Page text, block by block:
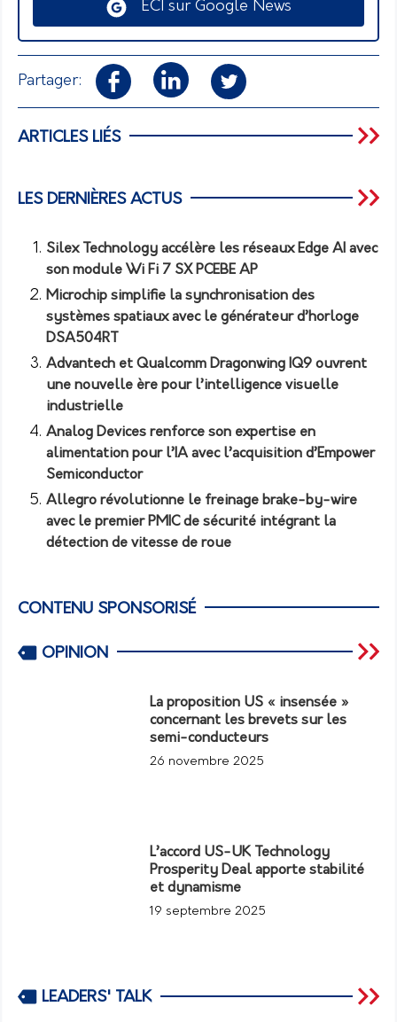
ECI sur Google News
Partager:
ARTICLES LIÉS
LES DERNIÈRES ACTUS
Silex Technology accélère les réseaux Edge AI avec
son module Wi Fi 7 SX PCEBE AP
Microchip simplifie la synchronisation des
systèmes spatiaux avec le générateur d’horloge
DSA504RT
Advantech et Qualcomm Dragonwing IQ9 ouvrent
une nouvelle ère pour l’intelligence visuelle
industrielle
Analog Devices renforce son expertise en
alimentation pour l’IA avec l’acquisition d’Empower
Semiconductor
Allegro révolutionne le freinage brake-by-wire
avec le premier PMIC de sécurité intégrant la
détection de vitesse de roue
CONTENU SPONSORISÉ
OPINION
La proposition US « insensée »
concernant les brevets sur les
semi-conducteurs
26 novembre 2025
L’accord US-UK Technology
Prosperity Deal apporte stabilité
et dynamisme
19 septembre 2025
LEADERS' TALK